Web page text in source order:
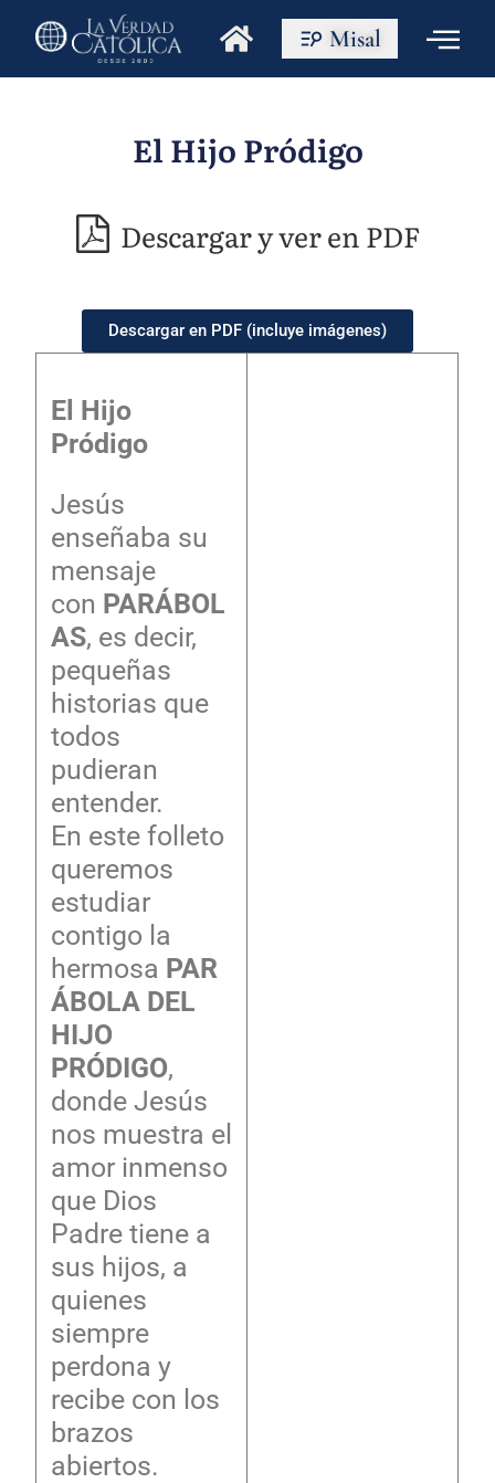
Misal
El Hijo Pródigo
Descargar y ver en PDF
Descargar en PDF (incluye imágenes)
El Hijo
Pródigo
Jesús
enseñaba su
mensaje
con PARÁBOL
AS, es decir,
pequeñas
historias que
todos
pudieran
entender.
En este folleto
queremos
estudiar
contigo la
hermosa PAR
ÁBOLA DEL
HIJO
PRÓDIGO,
donde Jesús
nos muestra el
amor inmenso
que Dios
Padre tiene a
sus hijos, a
quienes
siempre
perdona y
recibe con los
brazos
abiertos.